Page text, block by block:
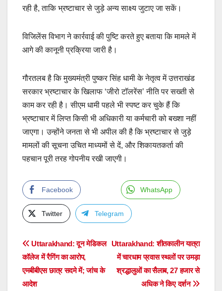
रही है, ताकि भ्रष्टाचार से जुड़े अन्य साक्ष्य जुटाए जा सकें।
विजिलेंस विभाग ने कार्रवाई की पुष्टि करते हुए बताया कि मामले में
आगे की कानूनी प्रक्रिया जारी है।
गौरतलब है कि मुख्यमंत्री पुष्कर सिंह धामी के नेतृत्व में उत्तराखंड
सरकार भ्रष्टाचार के खिलाफ ‘जीरो टॉलरेंस’ नीति पर सख्ती से
काम कर रही है। सीएम धामी पहले भी स्पष्ट कर चुके हैं कि
भ्रष्टाचार में लिप्त किसी भी अधिकारी या कर्मचारी को बख्शा नहीं
जाएगा। उन्होंने जनता से भी अपील की है कि भ्रष्टाचार से जुड़े
मामलों की सूचना उचित माध्यमों से दें, और शिकायतकर्ता की
पहचान पूरी तरह गोपनीय रखी जाएगी।
Facebook WhatsApp
Twitter Telegram
Post
navigation
Uttarakhand: शीतकालीन यात्रा
में चारधाम प्रवास स्थलों पर उमड़ा
श्रद्धालुओं का सैलाब, 27 हजार से
अधिक ने किए दर्शन
Uttarakhand: दून मेडिकल
कॉलेज में रैगिंग का आरोप,
एमबीबीएस छात्र सदमे में; जांच के
आदेश